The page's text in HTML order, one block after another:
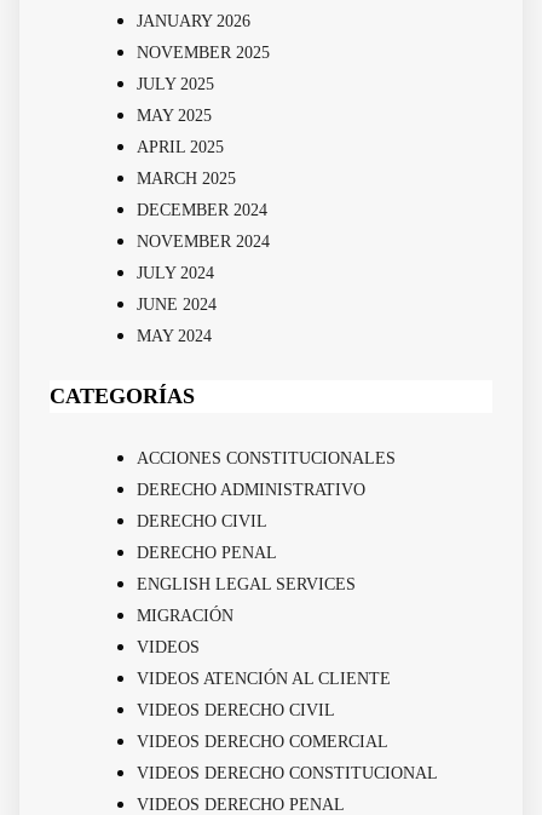
JANUARY 2026
NOVEMBER 2025
JULY 2025
MAY 2025
APRIL 2025
MARCH 2025
DECEMBER 2024
NOVEMBER 2024
JULY 2024
JUNE 2024
MAY 2024
CATEGORÍAS
ACCIONES CONSTITUCIONALES
DERECHO ADMINISTRATIVO
DERECHO CIVIL
DERECHO PENAL
ENGLISH LEGAL SERVICES
MIGRACIÓN
VIDEOS
VIDEOS ATENCIÓN AL CLIENTE
VIDEOS DERECHO CIVIL
VIDEOS DERECHO COMERCIAL
VIDEOS DERECHO CONSTITUCIONAL
VIDEOS DERECHO PENAL